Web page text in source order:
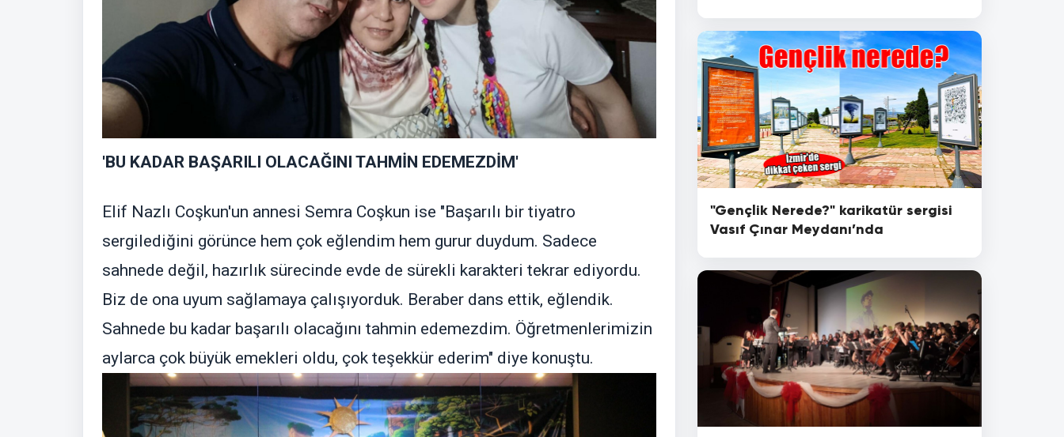
'BU KADAR BAŞARILI OLACAĞINI TAHMİN EDEMEZDİM'
Elif Nazlı Coşkun'un annesi Semra Coşkun ise "Başarılı bir tiyatro
sergilediğini görünce hem çok eğlendim hem gurur duydum. Sadece
sahnede değil, hazırlık sürecinde evde de sürekli karakteri tekrar ediyordu.
Biz de ona uyum sağlamaya çalışıyorduk. Beraber dans ettik, eğlendik.
Sahnede bu kadar başarılı olacağını tahmin edemezdim. Öğretmenlerimizin
aylarca çok büyük emekleri oldu, çok teşekkür ederim" diye konuştu.
"Gençlik Nerede?" karikatür sergisi
Vasıf Çınar Meydanı’nda